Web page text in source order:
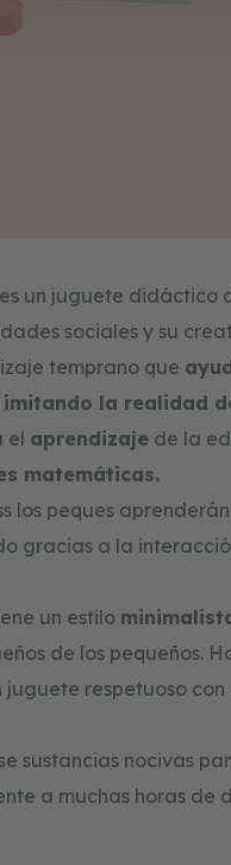
es un juguete didáctico
sociales y su
temprano que
la realidad
el aprendizajede la
matemáticas.
los peques
gracias a la
un estilo
de los pequeños.
respetuoso con
sustancias nocivas
a muchas horas de